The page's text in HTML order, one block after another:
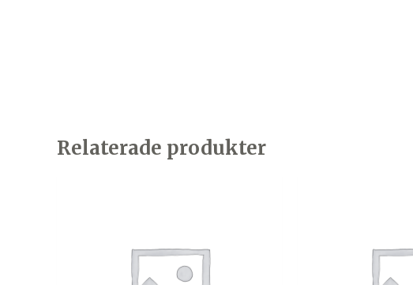
Relaterade produkter